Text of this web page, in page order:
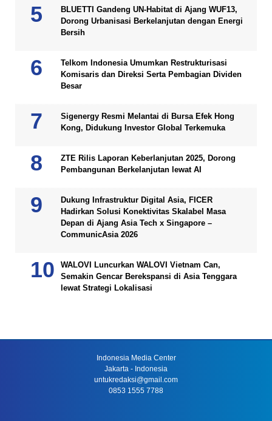
BLUETTI Gandeng UN-Habitat di Ajang WUF13,
Dorong Urbanisasi Berkelanjutan dengan Energi
Bersih
Telkom Indonesia Umumkan Restrukturisasi
Komisaris dan Direksi Serta Pembagian Dividen
Besar
Sigenergy Resmi Melantai di Bursa Efek Hong
Kong, Didukung Investor Global Terkemuka
ZTE Rilis Laporan Keberlanjutan 2025, Dorong
Pembangunan Berkelanjutan lewat AI
Dukung Infrastruktur Digital Asia, FICER
Hadirkan Solusi Konektivitas Skalabel Masa
Depan di Ajang Asia Tech x Singapore –
CommunicAsia 2026
WALOVI Luncurkan WALOVI Vietnam Can,
Semakin Gencar Berekspansi di Asia Tenggara
lewat Strategi Lokalisasi
Indonesia Media Center
Jakarta - Indonesia
untukredaksi@gmail.com
0853 1555 7788